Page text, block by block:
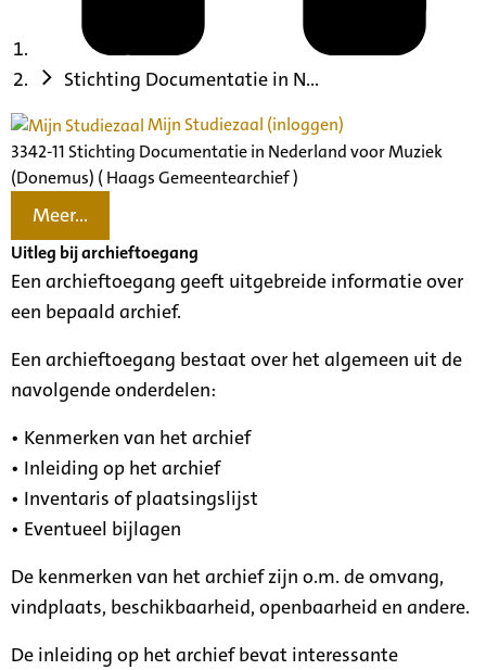
Stichting Documentatie in N...
Mijn Studiezaal (inloggen)
3342-11 Stichting Documentatie in Nederland voor Muziek
(Donemus) ( Haags Gemeentearchief )
Meer...
Uitleg bij archieftoegang
Een archieftoegang geeft uitgebreide informatie over
een bepaald archief.
Een archieftoegang bestaat over het algemeen uit de
navolgende onderdelen:
• Kenmerken van het archief
• Inleiding op het archief
• Inventaris of plaatsingslijst
• Eventueel bijlagen
De kenmerken van het archief zijn o.m. de omvang,
vindplaats, beschikbaarheid, openbaarheid en andere.
De inleiding op het archief bevat interessante